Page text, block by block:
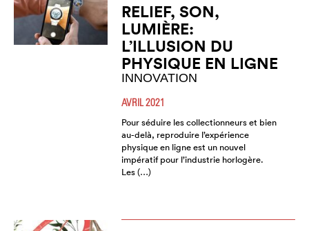
RELIEF, SON,
LUMIÈRE:
L’ILLUSION DU
PHYSIQUE EN LIGNE
INNOVATION
AVRIL 2021
Pour séduire les collectionneurs et bien
au-delà, reproduire l’expérience
physique en ligne est un nouvel
impératif pour l’industrie horlogère.
Les (…)